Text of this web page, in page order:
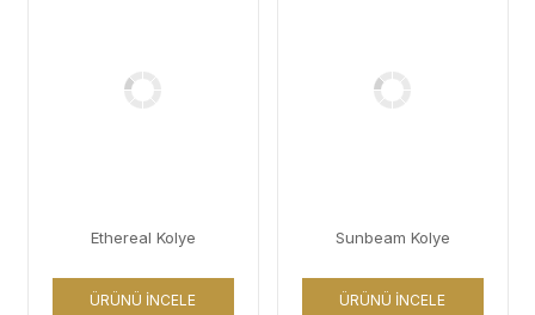
Ethereal Kolye
ÜRÜNÜ İNCELE
Sunbeam Kolye
ÜRÜNÜ İNCELE